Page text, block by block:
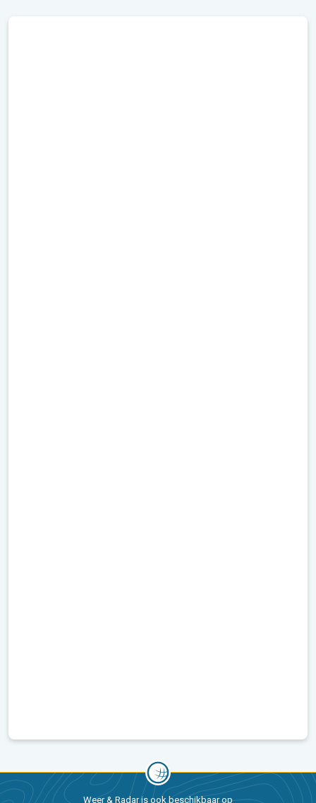
Weer & Radar is ook beschikbaar op